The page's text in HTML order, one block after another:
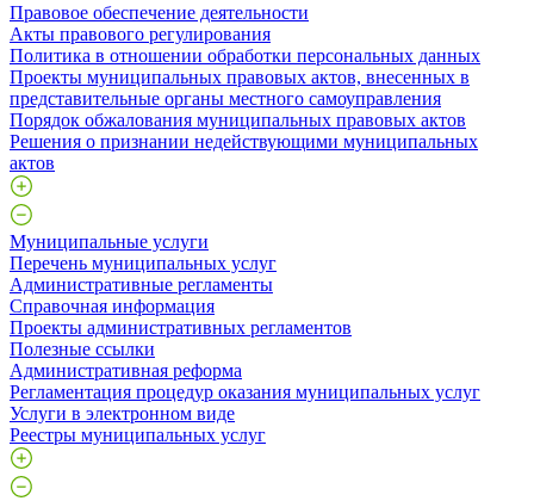
Правовое обеспечение деятельности
Акты правового регулирования
Политика в отношении обработки персональных данных
Проекты муниципальных правовых актов, внесенных в
представительные органы местного самоуправления
Порядок обжалования муниципальных правовых актов
Решения о признании недействующими муниципальных
актов
Муниципальные услуги
Перечень муниципальных услуг
Административные регламенты
Справочная информация
Проекты административных регламентов
Полезные ссылки
Административная реформа
Регламентация процедур оказания муниципальных услуг
Услуги в электронном виде
Реестры муниципальных услуг